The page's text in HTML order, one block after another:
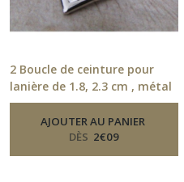
2 Boucle de ceinture pour
lanière de 1.8, 2.3 cm , métal
argenté, bronze-Boucle De
CeintureAJOUTER AU PANIER
DÈS 2€09